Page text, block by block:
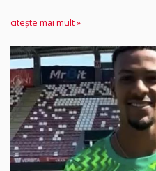
citește mai mult »